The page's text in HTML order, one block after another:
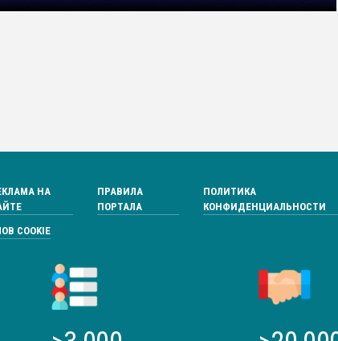
НА
ПРАВИЛА
ПОРТАЛА
ПОЛИТИКА
КОНФИДЕНЦИАЛЬНОСТИ
COOKIE